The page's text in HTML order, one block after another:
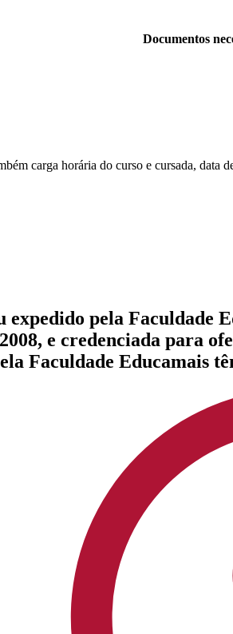
Documentos
carga horária do curso e cursada, data
pela Faculdade
e credenciada para
Faculdade Educamais